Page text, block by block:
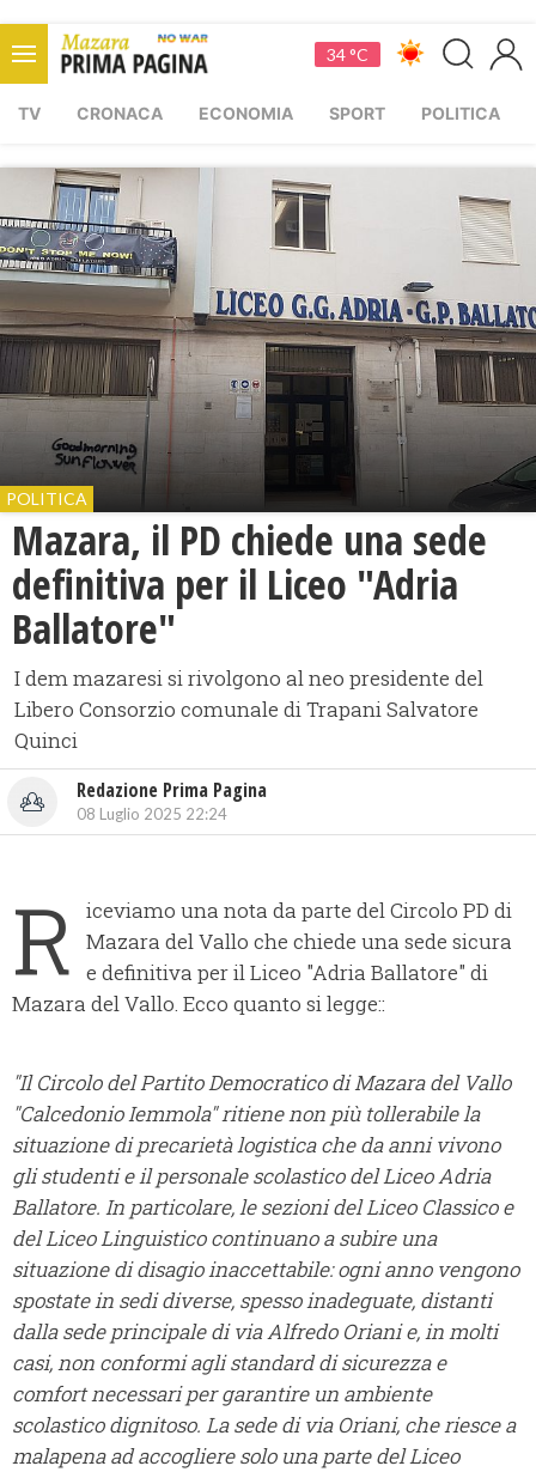
34 °C
TV CRONACA ECONOMIA SPORT POLITICA
POLITICA
Mazara, il PD chiede una sede
definitiva per il Liceo "Adria
Ballatore"
I dem mazaresi si rivolgono al neo presidente del
Libero Consorzio comunale di Trapani Salvatore
Quinci
Redazione Prima Pagina
08 Luglio 2025 22:24
R
iceviamo una nota da parte del Circolo PD di
Mazara del Vallo che chiede una sede sicura
e definitiva per il Liceo "Adria Ballatore" di
Mazara del Vallo. Ecco quanto si legge::
"Il Circolo del Partito Democratico di Mazara del Vallo
"Calcedonio Iemmola" ritiene non più tollerabile la
situazione di precarietà logistica che da anni vivono
gli studenti e il personale scolastico del Liceo Adria
Ballatore. In particolare, le sezioni del Liceo Classico e
del Liceo Linguistico continuano a subire una
situazione di disagio inaccettabile: ogni anno vengono
spostate in sedi diverse, spesso inadeguate, distanti
dalla sede principale di via Alfredo Oriani e, in molti
casi, non conformi agli standard di sicurezza e
comfort necessari per garantire un ambiente
scolastico dignitoso. La sede di via Oriani, che riesce a
malapena ad accogliere solo una parte del Liceo